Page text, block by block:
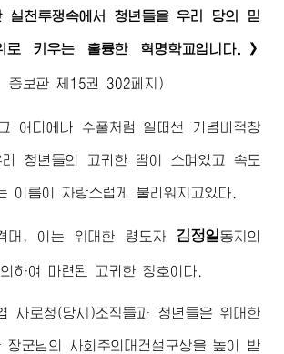
실천투쟁속에서 청년들을 우리 당의 믿
로 키우는 훌륭한 혁명학교입니다.》
증보판 제15권 302페지)
어디에나 수풀처럼 일떠선 기념비적창
리 청년들의 고귀한 땀이 스며있고 속도
이름이 자랑스럽게 불리워지고있다.
대, 이는 위대한 령도자 김정일동지 의
하여 마련된 고귀한 칭호이다.
사로청(당시)조직들과 청년들은 위대한
장군님의 사회주의대건설구상을 높이 받